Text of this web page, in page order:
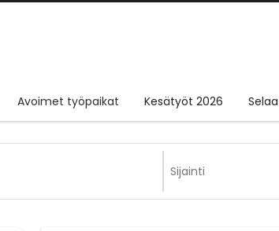
Avoimet työpaikat Kesätyöt 2026